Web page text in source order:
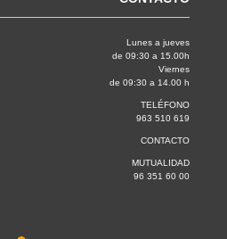
Lunes a jueves
de 09:30 a 15.00h
Viernes
de 09:30 a 14.00 h
TELÉFONO
963 510 619
CONTACTO
MUTUALIDAD
96 351 60 00